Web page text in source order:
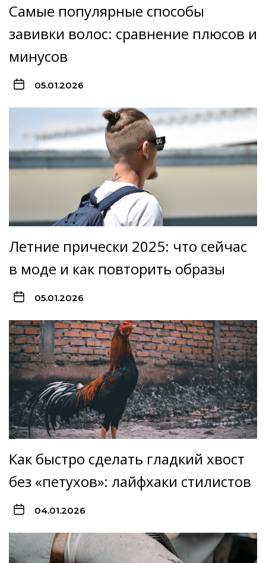
Самые популярные способы
завивки волос: сравнение плюсов и
минусов
05.01.2026
Летние прически 2025: что сейчас
в моде и как повторить образы
05.01.2026
Как быстро сделать гладкий хвост
без «петухов»: лайфхаки стилистов
04.01.2026